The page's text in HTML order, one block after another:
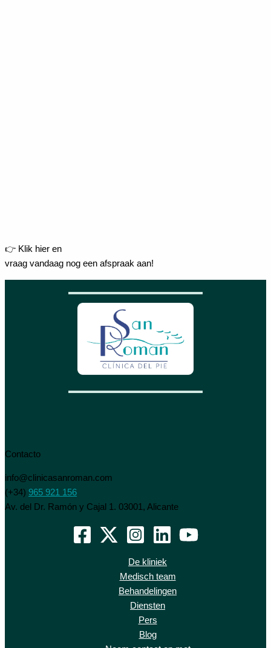
👉 Klik hier en
vraag vandaag nog een afspraak aan!
Contacto
info@clinicasanroman.com
(+34) 965 921 156
Av. del Dr. Ramón y Cajal 1. 03001, Alicante
De kliniek
Medisch team
Behandelingen
Diensten
Pers
Blog